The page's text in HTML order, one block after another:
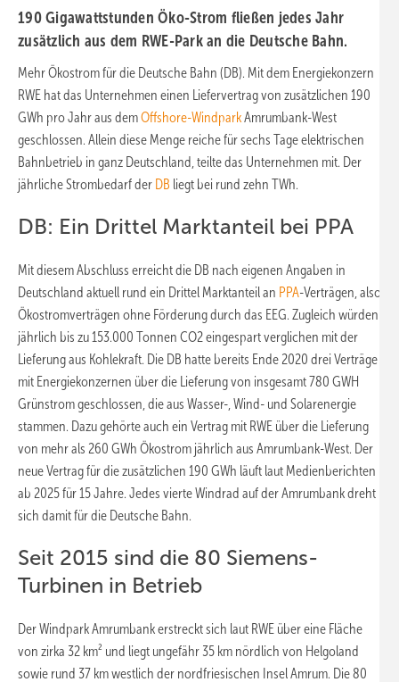
190 Gigawattstunden Öko-Strom fließen jedes Jahr
zusätzlich aus dem RWE-Park an die Deutsche Bahn.
Mehr Ökostrom für die Deutsche Bahn (DB). Mit dem Energiekonzern
RWE hat das Unternehmen einen Liefervertrag von zusätzlichen 190
GWh pro Jahr aus demOffshore-WindparkAmrumbank-West
geschlossen. Allein diese Menge reiche für sechs Tage elektrischen
Bahnbetrieb in ganz Deutschland, teilte das Unternehmen mit. Der
jährliche Strombedarf der DB liegt bei rund zehn TWh.
DB: Ein Drittel Marktanteil bei PPA
Mit diesem Abschluss erreicht die DB nach eigenen Angaben in
Deutschland aktuell rund ein Drittel Marktanteil an PPA-Verträgen, also
Ökostromverträgen ohne Förderung durch das EEG. Zugleich würden
jährlich bis zu 153.000 Tonnen CO2 eingespart verglichen mit der
Lieferung aus Kohlekraft. Die DB hatte bereits Ende 2020 drei Verträge
mit Energiekonzernen über die Lieferung von insgesamt 780 GWH
Grünstrom geschlossen, die aus Wasser-, Wind- und Solarenergie
stammen. Dazu gehörte auch ein Vertrag mit RWE über die Lieferung
von mehr als 260 GWh Ökostrom jährlich aus Amrumbank-West. Der
neue Vertrag für die zusätzlichen 190 GWh läuft laut Medienberichten
ab 2025 für 15 Jahre. Jedes vierte Windrad auf der Amrumbank dreht
sich damit für die Deutsche Bahn.
Seit 2015 sind die 80 Siemens-
Turbinen in Betrieb
Der Windpark Amrumbank erstreckt sich laut RWE über eine Fläche
von zirka 32 km² und liegt ungefähr 35 km nördlich von Helgoland
sowie rund 37 km westlich der nordfriesischen Insel Amrum. Die 80